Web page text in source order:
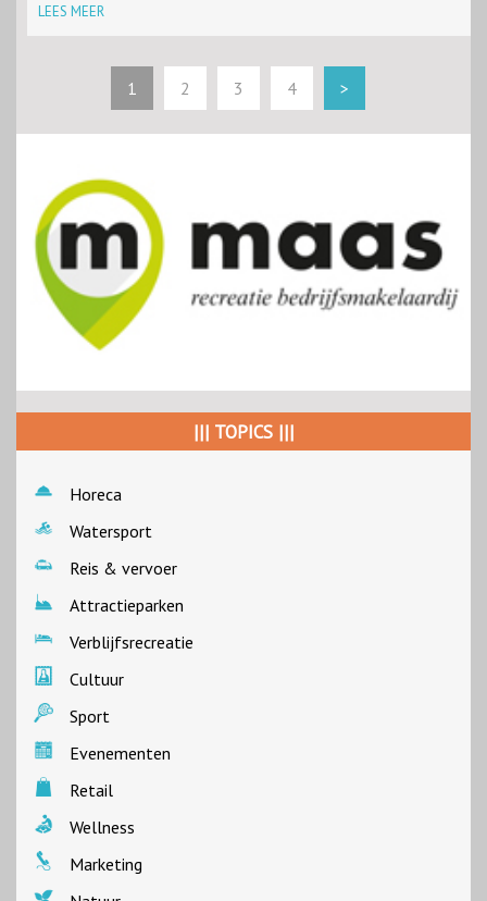
LEES MEER
1 2 3 4 >
||| TOPICS |||
Horeca
Watersport
Reis & vervoer
Attractieparken
Verblijfsrecreatie
Cultuur
Sport
Evenementen
Retail
Wellness
Marketing